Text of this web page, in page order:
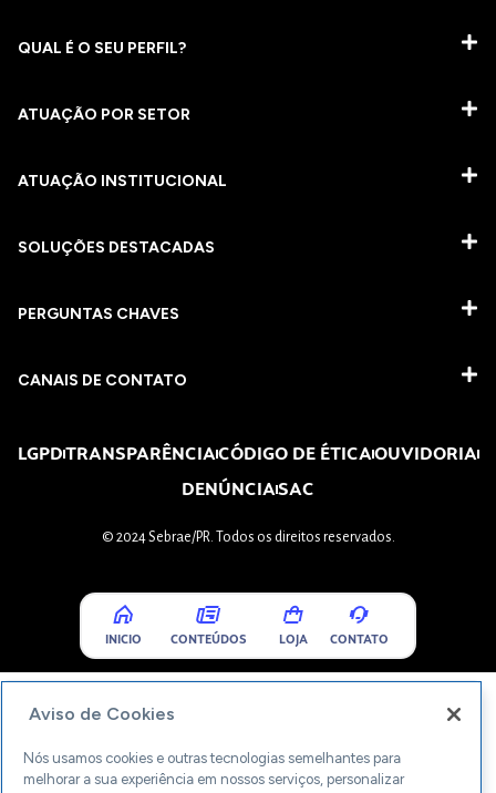
QUAL É O SEU PERFIL?
ATUAÇÃO POR SETOR
ATUAÇÃO INSTITUCIONAL
SOLUÇÕES DESTACADAS
PERGUNTAS CHAVES​
CANAIS DE CONTATO
LGPDTRANSPARÊNCIACÓDIGO DE ÉTICAOUVIDORIA
DENÚNCIASAC
© 2024 Sebrae/PR. Todos os direitos reservados.
INICIO CONTEÚDOS LOJA CONTATO
Aviso de Cookies
Nós usamos cookies e outras tecnologias semelhantes para
melhorar a sua experiência em nossos serviços, personalizar